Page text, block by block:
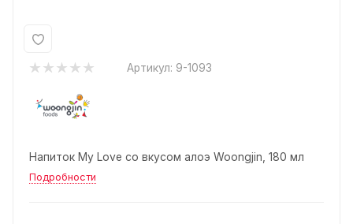
Артикул: 9-1093
Напиток My Love со вкусом алоэ Woongjin, 180 мл
Подробности